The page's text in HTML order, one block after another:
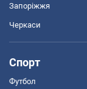
Запоріжжя
Черкаси
Спорт
Футбол